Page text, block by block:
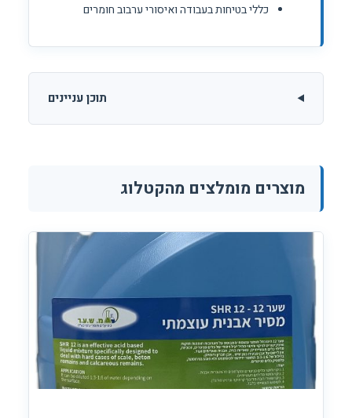
כללי בטיחות בעבודה ואיסורי ערבוב חומרים
תוכן עניינים
מוצרים מומלצים מהקטלוג